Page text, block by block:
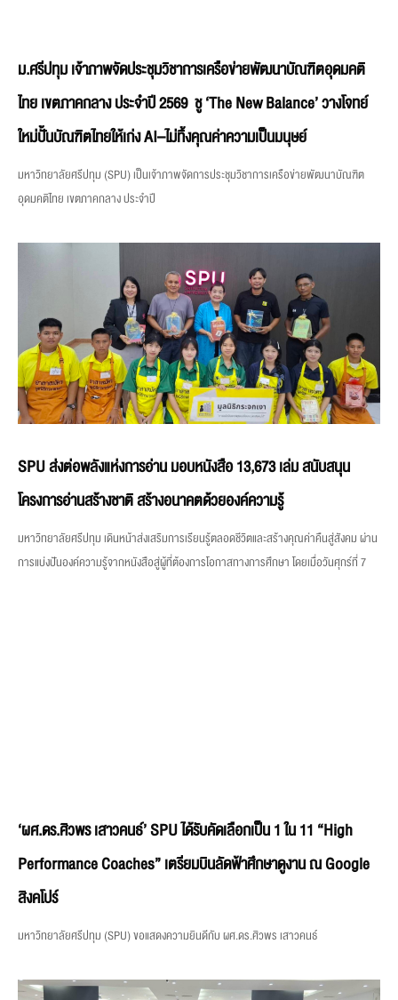
ม.ศรีปทุม เจ้าภาพจัดประชุมวิชาการเครือข่ายพัฒนาบัณฑิตอุดมคติ
ไทย เขตภาคกลาง ประจำปี 2569 ชู ‘The New Balance’ วางโจทย์
ใหม่ปั้นบัณฑิตไทยให้เก่ง AI–ไม่ทิ้งคุณค่าความเป็นมนุษย์
มหาวิทยาลัยศรีปทุม (SPU) เป็นเจ้าภาพจัดการประชุมวิชาการเครือข่ายพัฒนาบัณฑิต
อุดมคติไทย เขตภาคกลาง ประจำปี
SPU ส่งต่อพลังแห่งการอ่าน มอบหนังสือ 13,673 เล่ม สนับสนุน
โครงการอ่านสร้างชาติ สร้างอนาคตด้วยองค์ความรู้
มหาวิทยาลัยศรีปทุม เดินหน้าส่งเสริมการเรียนรู้ตลอดชีวิตและสร้างคุณค่าคืนสู่สังคม ผ่าน
การแบ่งปันองค์ความรู้จากหนังสือสู่ผู้ที่ต้องการโอกาสทางการศึกษา โดยเมื่อวันศุกร์ที่ 7
‘ผศ.ดร.ศิวพร เสาวคนธ์’ SPU ได้รับคัดเลือกเป็น 1 ใน 11 “High
Performance Coaches” เตรียมบินลัดฟ้าศึกษาดูงาน ณ Google
สิงคโปร์
มหาวิทยาลัยศรีปทุม (SPU) ขอแสดงความยินดีกับ ผศ.ดร.ศิวพร เสาวคนธ์